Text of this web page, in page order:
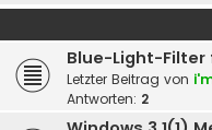
Blue-Light-Filter
Letzter Beitrag von
Antworten: 2